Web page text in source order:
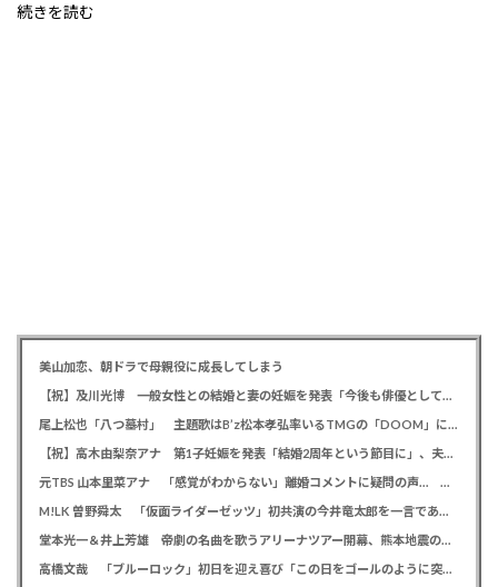
続きを読む
美山加恋、朝ドラで母親役に成長してしまう
【祝】及川光博 一般女性との結婚と妻の妊娠を発表「今後も俳優としてミッチーとして精進」
尾上松也「八つ墓村」 主題歌はB’z松本孝弘率いるTMGの「DOOM」に決定、メインビジュアル＆本予告編も解禁
【祝】高木由梨奈アナ 第1子妊娠を発表「結婚2周年という節目に」、夫は岸田タツヤ
元TBS 山本里菜アナ 「感覚がわからない」離婚コメントに疑問の声… シャンパンタワーの超豪華式も結婚生活は4年半で終止符
M!LK 曽野舜太 「仮面ライダーゼッツ」初共演の今井竜太郎を一言であらわすと「大きいゴールデンレトリバー
堂本光一＆井上芳雄 帝劇の名曲を歌うアリーナツアー開幕、熊本地震の募金箱も設置「ステージから元気を届けられる形になれば」
高橋文哉 「ブルーロック」初日を迎え喜び「この日をゴールのように突っ走ってきた」